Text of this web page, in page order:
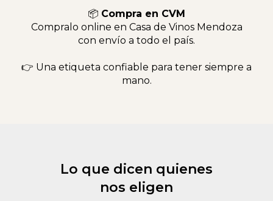
📦 Compra en CVM
Compralo online en Casa de Vinos Mendoza
con envío a todo el país.
👉 Una etiqueta confiable para tener siempre a
mano.
Lo que dicen quienes
nos eligen